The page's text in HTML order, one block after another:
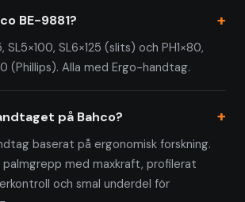
BE-9881?
SL5×100, SL6×125 (slits) och PH1×80,
(Phillips). Alla med Ergo-handtag.
på Bahco?
baserat på ergonomisk forskning.
med maxkraft, profilerat
och smal underdel för